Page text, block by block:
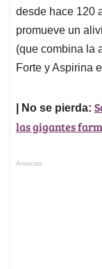
desde hace 120
promueve un
(que combina la
Forte y Aspirina
| No se pierda:
las gigantes
Anuncios.